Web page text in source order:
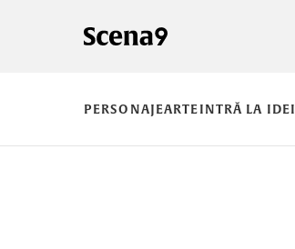
PERSONAJEARTEINTRĂ LA IDEI